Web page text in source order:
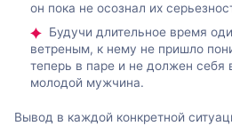
он пока не осознал их
Будучи длительное время
ветреным, к нему не пришло
теперь в паре и не должен себя
молодой мужчина.
Вывод в каждой конкретной